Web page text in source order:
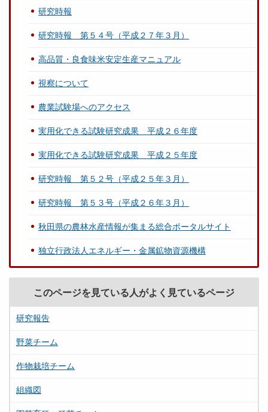
研究時報
研究時報 第５４号（平成２７年３月）
高品質・良食味米安定生産マニュアル
視察について
農業試験場へのアクセス
実用化できる試験研究成果 平成２６年度
実用化できる試験研究成果 平成２５年度
研究時報 第５２号（平成２５年３月）
研究時報 第５３号（平成２６年３月）
秋田県の農林水産情報が集まる総合ポータルサイト
独立行政法人エネルギー・金属鉱物資源機構
このページを見ている人がよく見ているページ
研究報告
野菜チーム
作物栽培チーム
組織図